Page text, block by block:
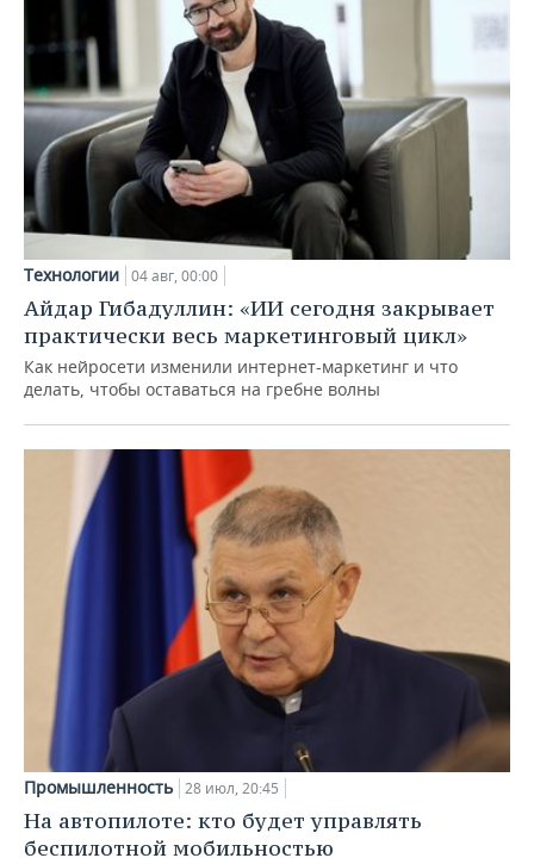
Технологии 04 авг, 00:00
Айдар Гибадуллин: «ИИ сегодня закрывает
практически весь маркетинговый цикл»
Как нейросети изменили интернет-маркетинг и что
делать, чтобы оставаться на гребне волны
Промышленность 28 июл, 20:45
На автопилоте: кто будет управлять
беспилотной мобильностью